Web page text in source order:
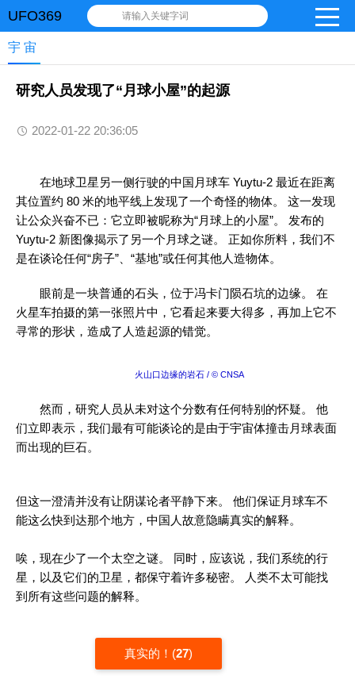
UFO369 请输入关键字词
宇 宙
研究人员发现了“月球小屋”的起源
2022-01-22 20:36:05
在地球卫星另一侧行驶的中国月球车 Yuytu-2 最近在距离
其位置约 80 米的地平线上发现了一个奇怪的物体。 这一发现
让公众兴奋不已：它立即被昵称为“月球上的小屋”。 发布的
Yuytu-2 新图像揭示了另一个月球之谜。 正如你所料，我们不
是在谈论任何“房子”、“基地”或任何其他人造物体。
眼前是一块普通的石头，位于冯卡门陨石坑的边缘。 在
火星车拍摄的第一张照片中，它看起来要大得多，再加上它不
寻常的形状，造成了人造起源的错觉。
火山口边缘的岩石 / © CNSA
然而，研究人员从未对这个分数有任何特别的怀疑。 他
们立即表示，我们最有可能谈论的是由于宇宙体撞击月球表面
而出现的巨石。
但这一澄清并没有让阴谋论者平静下来。 他们保证月球车不
能这么快到达那个地方，中国人故意隐瞒真实的解释。
唉，现在少了一个太空之谜。 同时，应该说，我们系统的行
星，以及它们的卫星，都保守着许多秘密。 人类不太可能找
到所有这些问题的解释。
真实的！(27)